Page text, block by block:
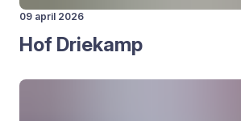
09 april 2026
Hof Drie­kamp